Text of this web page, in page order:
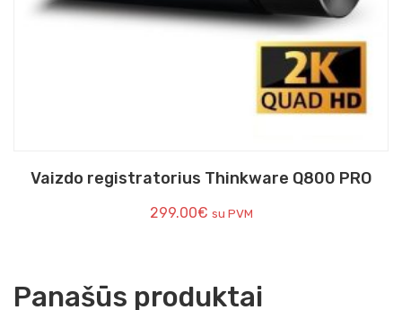
Vaizdo registratorius Thinkware Q800 PRO
299.00€ su PVM
Panašūs produktai